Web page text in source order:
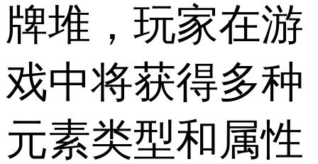
牌堆，玩家在游
戏中将获得多种
元素类型和属性